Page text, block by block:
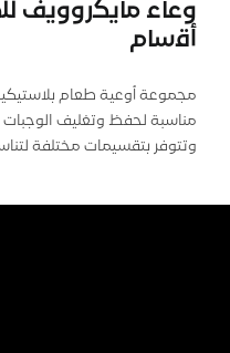
وﻋﺎء ﻣﺎﯾﻛرووﯾف
أﻗﺳﺎم
مجموعة أوعية طعام
مناسبة لحفظ وتغليف
وتتوفر بتقسيمات مختلفة